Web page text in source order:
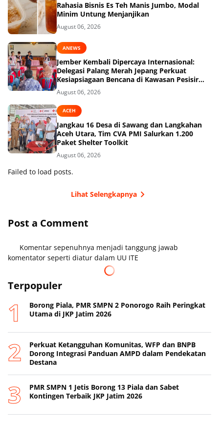
Rahasia Bisnis Es Teh Manis Jumbo, Modal
Minim Untung Menjanjikan
August 06, 2026
ANEWS
Jember Kembali Dipercaya Internasional:
Delegasi Palang Merah Jepang Perkuat
Kesiapsiagaan Bencana di Kawasan Pesisir
dan Sekolah
August 06, 2026
ACEH
Jangkau 16 Desa di Sawang dan Langkahan
Aceh Utara, Tim CVA PMI Salurkan 1.200
Paket Shelter Toolkit
August 06, 2026
Failed to load posts.
Lihat Selengkapnya
Post a Comment
Komentar sepenuhnya menjadi tanggung jawab
komentator seperti diatur dalam UU ITE
Terpopuler
Borong Piala, PMR SMPN 2 Ponorogo Raih Peringkat
Utama di JKP Jatim 2026
Perkuat Ketangguhan Komunitas, WFP dan BNPB
Dorong Integrasi Panduan AMPD dalam Pendekatan
Destana
PMR SMPN 1 Jetis Borong 13 Piala dan Sabet
Kontingen Terbaik JKP Jatim 2026